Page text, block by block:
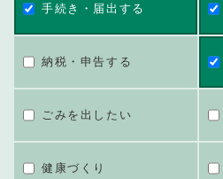
手続き・届出する
納税・申告する
ごみを出したい
健康づくり